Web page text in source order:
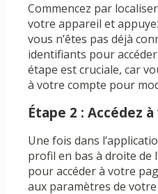
Commencez par
votre appareil et
vous n’êtes pas déjà
identifiants pour
étape est cruciale, car
à votre compte pour
Étape 2 : Accédez
Une fois dans
profil en bas à droite de
pour accéder à votre
aux paramètres de